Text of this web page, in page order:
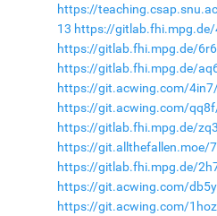
https://
13 https://
https://gitlab.fhi.mpg.de/
https://gitlab.fhi.mpg.de/
https://git.acwing.com/
https://git.acwing.com/
https://gitlab.fhi.mpg.de/
https://git.allthefallen.moe/
https://gitlab.fhi.mpg.de/
https://git.acwing.com/
https://git.acwing.com/